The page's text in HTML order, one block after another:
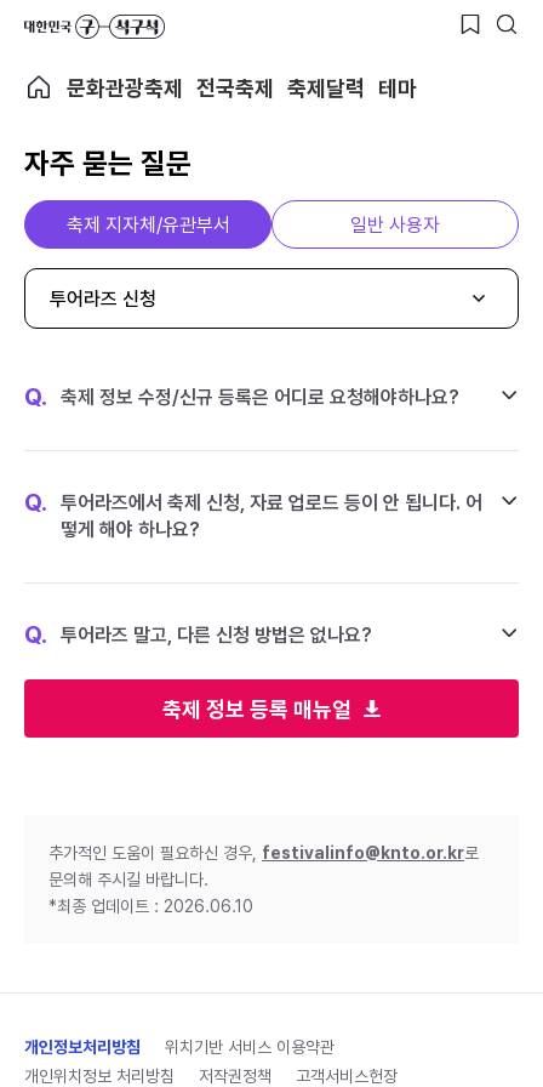
문화관광축제 전국축제 축제달력 테마
자주 묻는 질문
축제 정보 등록 매뉴얼
축제 지자체/유관부서 일반 사용자
투어라즈 신청
Q. 축제 정보 수정/신규 등록은 어디로 요청해야하나요?
Q.
투어라즈에서 축제 신청, 자료 업로드 등이 안 됩니다. 어
떻게 해야 하나요?
Q. 투어라즈 말고, 다른 신청 방법은 없나요?
추가적인 도움이 필요하신 경우, festivalinfo@knto.or.kr로
문의해 주시길 바랍니다.
*최종 업데이트 : 2026.06.10
개인정보처리방침
위치기반 서비스 이용약관
개인위치정보 처리방침
저작권정책 고객서비스헌장